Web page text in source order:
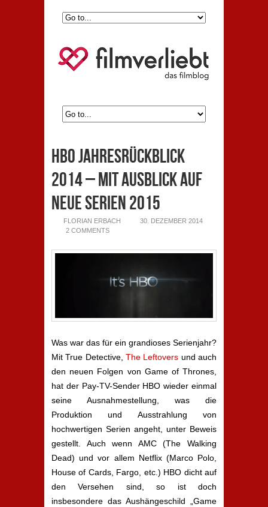
HBO Jahresrückblick
2014 – mit Ausblick auf
neue Serien 2015
FLORIAN ERBACH
30. DEZEMBER 2014
2 COMMENTS
Was war das für ein grandioses Serienjahr?
Mit True Detective, The Leftovers und auch
den neuen Folgen von Game of Thrones,
hat der Pay-TV-Sender HBO wieder einmal
seine Ausnahmestellung, was die
Produktion und Ausstrahlung von
hochwertigen Serien angeht, unter Beweis
gestellt. Auch wenn AMC (The Walking
Dead) und vor allem Netflix (Marco Polo,
House of Cards, Fargo, etc.) HBO dicht auf
den Versehen sind, so ist doch
insbesondere das Aushängeschild „Game